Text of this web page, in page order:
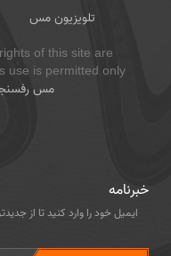
تلویزیون مس
of this site are
use is permitted only
مس
خبرنامه
ایمیل خود را وارد کنید تا از